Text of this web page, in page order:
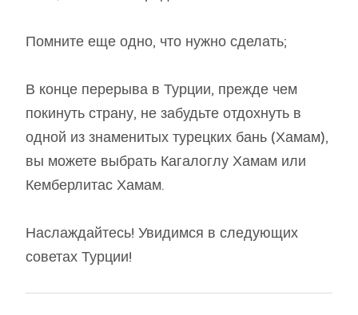
Помните еще одно, что нужно сделать;
В конце перерыва в Турции, прежде чем
покинуть страну, не забудьте отдохнуть в
одной из знаменитых турецких бань (Хамам),
вы можете выбрать Кагалоглу Хамам или
Кемберлитас Хамам.
Наслаждайтесь! Увидимся в следующих
советах Турции!